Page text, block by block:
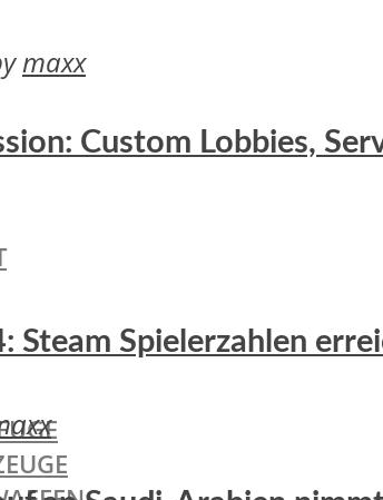
maxx
Custom Lobbies,
Steam Spielerzahlen